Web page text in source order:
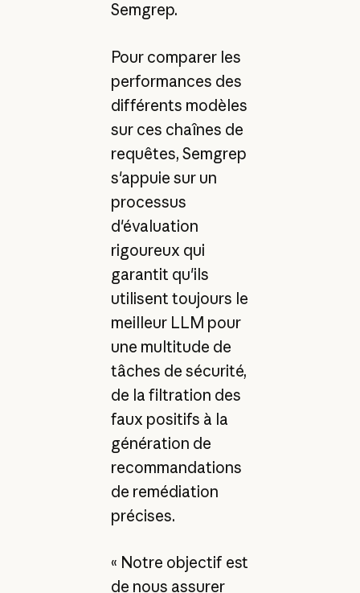
Semgrep.
Pour comparer les
performances des
différents modèles
sur ces chaînes de
requêtes, Semgrep
s'appuie sur un
processus
d'évaluation
rigoureux qui
garantit qu'ils
utilisent toujours le
meilleur LLM pour
une multitude de
tâches de sécurité,
de la filtration des
faux positifs à la
génération de
recommandations
de remédiation
précises.
« Notre objectif est
de nous assurer